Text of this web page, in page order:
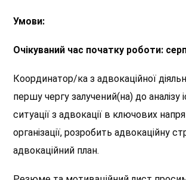
Умови:
Очікуваний час початку роботи:
Координатор/ка з адвокаційної
першу чергу залучений(на) до аналізу
ситуації з адвокації в ключових
організації, розробить адвокаційну
адвокаційний план.